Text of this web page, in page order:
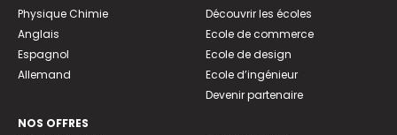
Physique Chimie
Anglais
Espagnol
Allemand
NOS OFFRES
Découvrir les écoles
Ecole de commerce
Ecole de design
Ecole d’ingénieur
Devenir partenaire